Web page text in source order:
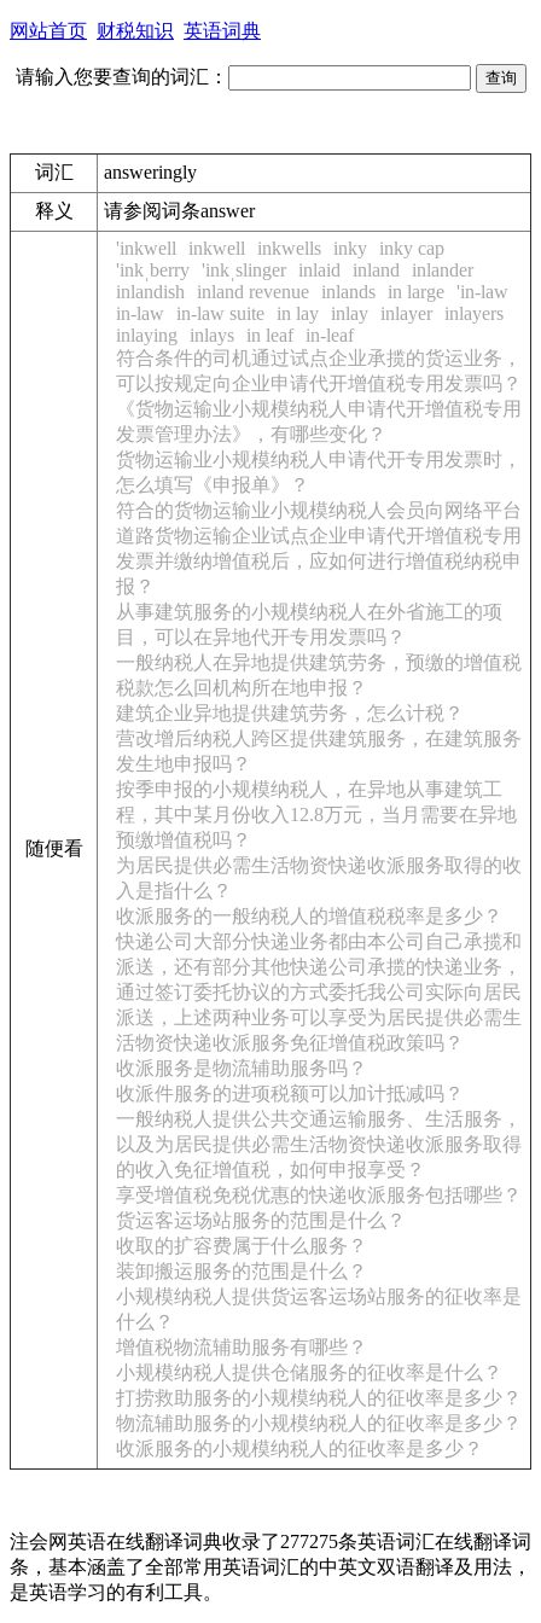
网站首页 财税知识 英语词典
请输入您要查询的词汇：
词汇
answeringly
释义
请参阅词条answer
随便看
'inkwell inkwell inkwells inky
inky cap
'inkˌberry 'inkˌslinger inlaid inland
inlander
inlandish
inland revenue inlands in large 'in-law
in-law
in-law suite in lay inlay inlayer
inlayers
inlaying
inlays in leaf
in-leaf
符合条件的司机通过试点企业承揽的货运业务，
可以按规定向企业申请代开增值税专用发票吗？
《货物运输业小规模纳税人申请代开增值税专用
发票管理办法》，有哪些变化？
货物运输业小规模纳税人申请代开专用发票时，
怎么填写《申报单》？
符合的货物运输业小规模纳税人会员向网络平台
道路货物运输企业试点企业申请代开增值税专用
发票并缴纳增值税后，应如何进行增值税纳税申
报？
从事建筑服务的小规模纳税人在外省施工的项
目，可以在异地代开专用发票吗？
一般纳税人在异地提供建筑劳务，预缴的增值税
税款怎么回机构所在地申报？
建筑企业异地提供建筑劳务，怎么计税？
营改增后纳税人跨区提供建筑服务，在建筑服务
发生地申报吗？
按季申报的小规模纳税人，在异地从事建筑工
程，其中某月份收入12.8万元，当月需要在异地
预缴增值税吗？
为居民提供必需生活物资快递收派服务取得的收
入是指什么？
收派服务的一般纳税人的增值税税率是多少？
快递公司大部分快递业务都由本公司自己承揽和
派送，还有部分其他快递公司承揽的快递业务，
通过签订委托协议的方式委托我公司实际向居民
派送，上述两种业务可以享受为居民提供必需生
活物资快递收派服务免征增值税政策吗？
收派服务是物流辅助服务吗？
收派件服务的进项税额可以加计抵减吗？
一般纳税人提供公共交通运输服务、生活服务，
以及为居民提供必需生活物资快递收派服务取得
的收入免征增值税，如何申报享受？
享受增值税免税优惠的快递收派服务包括哪些？
货运客运场站服务的范围是什么？
收取的扩容费属于什么服务？
装卸搬运服务的范围是什么？
小规模纳税人提供货运客运场站服务的征收率是
什么？
增值税物流辅助服务有哪些？
小规模纳税人提供仓储服务的征收率是什么？
打捞救助服务的小规模纳税人的征收率是多少？
物流辅助服务的小规模纳税人的征收率是多少？
收派服务的小规模纳税人的征收率是多少？
注会网英语在线翻译词典收录了277275条英语词汇在线翻译词
条，基本涵盖了全部常用英语词汇的中英文双语翻译及用法，
是英语学习的有利工具。